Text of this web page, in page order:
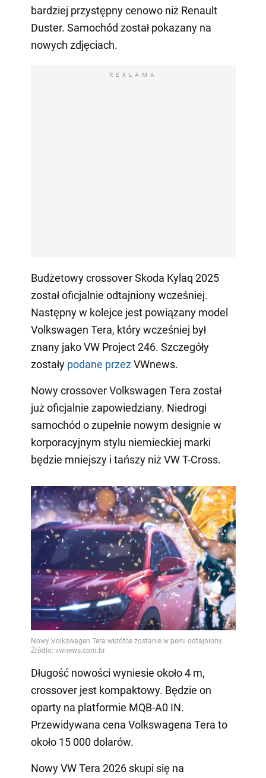
bardziej przystępny cenowo niż Renault
Duster. Samochód został pokazany na
nowych zdjęciach.
REKLAMA
Budżetowy crossover Skoda Kylaq 2025
został oficjalnie odtajniony wcześniej.
Następny w kolejce jest powiązany model
Volkswagen Tera, który wcześniej był
znany jako VW Project 246. Szczegóły
zostały podane przezVWnews.
Nowy crossover Volkswagen Tera został
już oficjalnie zapowiedziany. Niedrogi
samochód o zupełnie nowym designie w
korporacyjnym stylu niemieckiej marki
będzie mniejszy i tańszy niż VW T-Cross.
Długość nowości wyniesie około 4 m,
crossover jest kompaktowy. Będzie on
oparty na platformie MQB-A0 IN.
Przewidywana cena Volkswagena Tera to
około 15 000 dolarów.
Nowy VW Tera 2026 skupi się na